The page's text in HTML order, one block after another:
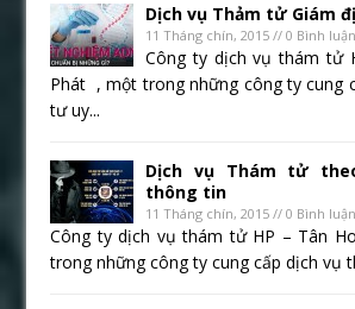
Dịch vụ Thảm tử Giám
11 Tháng chín, 2015 // 0 Bình luận
Công ty dịch vụ thám tử
Phát , một trong những công ty cung
tư uy...
Dịch vụ Thám tử
thông tin
11 Tháng chín, 2015 // 0 Bình luận
Công ty dịch vụ thám tử HP – Tân
trong những công ty cung cấp dịch vụ